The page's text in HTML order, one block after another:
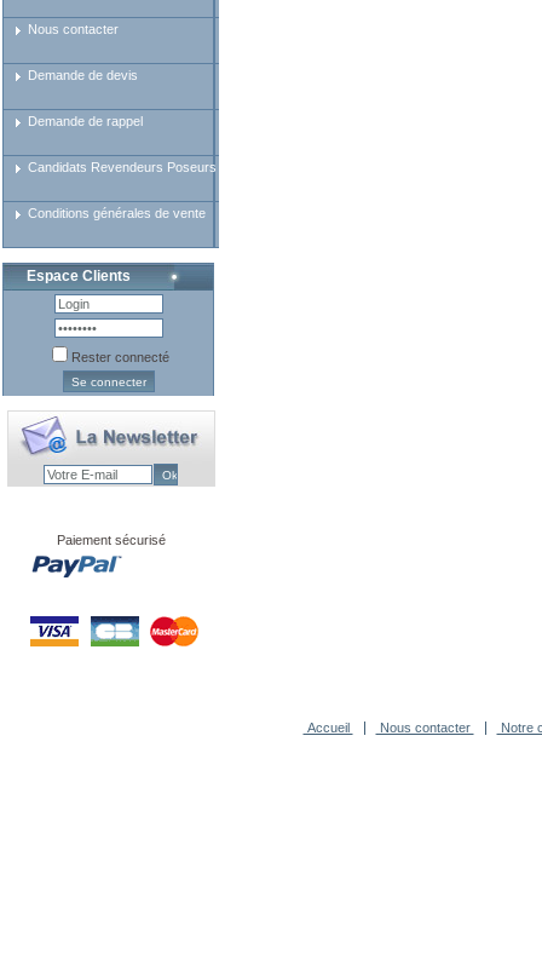
Nous contacter
Demande de devis
Demande de rappel
Candidats Revendeurs Poseurs
Conditions générales de vente
Espace Clients
Rester connecté
Paiement sécurisé
Accueil Nous contacter Notre